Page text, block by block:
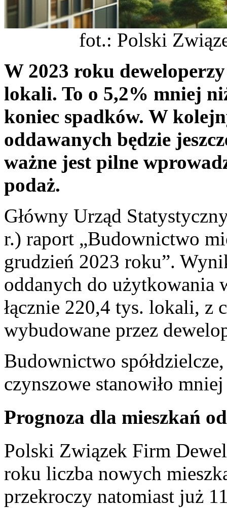
fot.: Polski
W 2023 roku
lokali. To o 5,2% mniej
koniec spadków. W
oddawanych będzie
ważne jest pilne
podaż.
Główny Urząd
r.) raport „Budownictwo
grudzień 2023 roku”.
oddanych do użytkowania
łącznie 220,4 tys. lokali, z
wybudowane przez
Budownictwo
czynszowe stanowiło
Prognoza dla mieszkań
Polski Związek Firm
roku liczba nowych
przekroczy natomiast już